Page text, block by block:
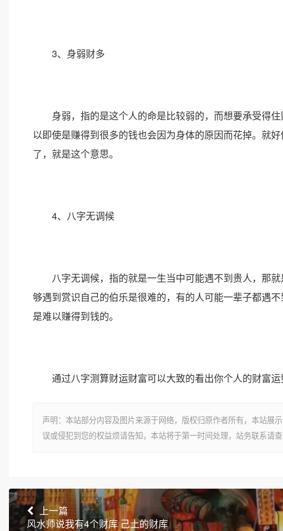
3、身弱财多
身弱，指的是这个人的命是比较弱的，而想要承受得住
以即使是赚得到很多的钱也会因为身体的原因而花掉。就
了，就是这个意思。
4、八字无调候
八字无调候，指的就是一生当中可能遇不到贵人，那就
够遇到赏识自己的伯乐是很难的，有的人可能一辈子都遇
是难以赚得到钱的。
通过八字测算财运财富可以大致的看出你个人的财富运
声明：本站部分内容及图片来源于网络，版权归原作者所有，本站展
误或侵犯到您的权益烦请告知，本站将于第一时间处理，站务联系请查
上一篇
风水师说我有4个财库 己土的财库